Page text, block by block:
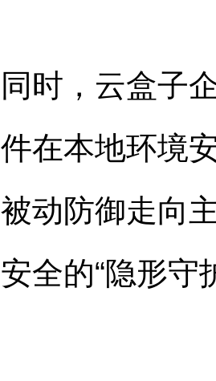
同时，云盒子
件在本地环境
被动防御走向
安全的“隐形守